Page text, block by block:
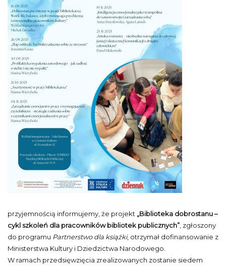
przyjemnością informujemy, że projekt „Biblioteka dobrostanu –
cykl szkoleń dla pracowników bibliotek publicznych” , zgłoszony
do programu Partnerstwo dla książki, otrzymał dofinansowanie z
Ministerstwa Kultury i Dziedzictwa Narodowego.
W ramach przedsięwzięcia zrealizowanych zostanie siedem